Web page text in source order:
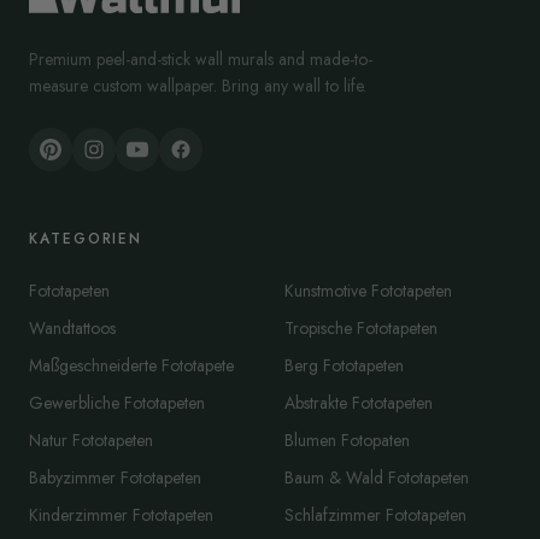
Premium peel-and-stick wall murals and made-to-
measure custom wallpaper. Bring any wall to life.
KATEGORIEN
Fototapeten
Wandtattoos
Maßgeschneiderte Fototapete
Gewerbliche Fototapeten
Natur Fototapeten
Babyzimmer Fototapeten
Kinderzimmer Fototapeten
Kunstmotive Fototapeten
Tropische Fototapeten
Berg Fototapeten
Abstrakte Fototapeten
Blumen Fotopaten
Baum & Wald Fototapeten
Schlafzimmer Fototapeten